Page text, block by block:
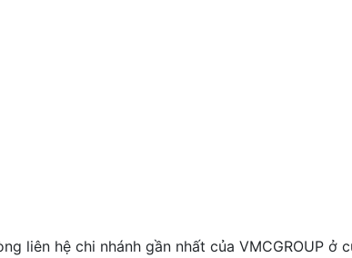
liên hệ chi nhánh gần nhất của VMCGROUP ở